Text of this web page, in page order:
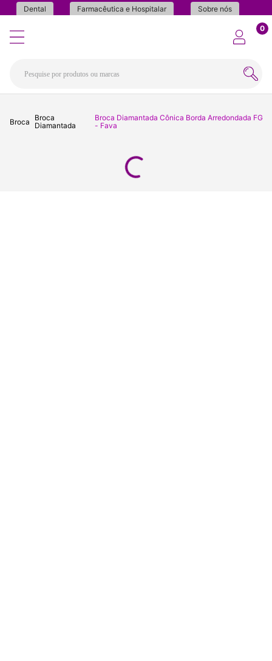
Dental Farmacêutica e Hospitalar Sobre nós
0
Broca
Broca
Diamantada
Broca Diamantada Cônica Borda Arredondada FG
- Fava